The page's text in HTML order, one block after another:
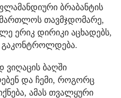
ბრაბანტის
თავმჯდომარე,
ერიკ დირიკი აცხადებს,
გაკონტროლდება.
ვიღაცის ბაღში
და ჩემი, როგორც
ამას თვალყური